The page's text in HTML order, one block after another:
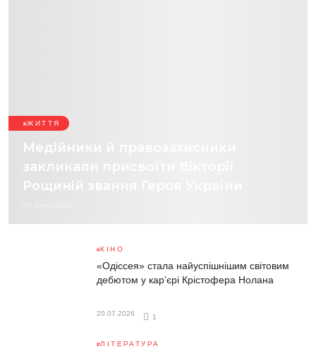
ЖИТТЯ
Медійники й правозахисники
закликали присвоїти Вікторії
Рощиній звання Героя України
КІНО
«Одіссея» стала найуспішнішим світовим
дебютом у кар’єрі Крістофера Нолана
20.07.2026
1
ЛІТЕРАТУРА